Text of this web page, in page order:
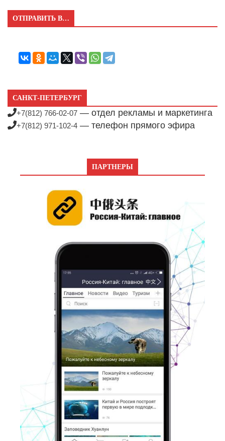
ОТПРАВИТЬ В…
САНКТ-ПЕТЕРБУРГ
+7(812) 766-02-07 — отдел рекламы и маркетинга
+7(812) 971-102-4 — телефон прямого эфира
ПАРТНЕРЫ